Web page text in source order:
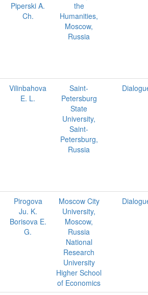
Piperski A.
Ch.
the
Humanities,
Moscow,
Russia
Vilinbahova
E. L.
Saint-
Petersburg
State
University,
Saint-
Petersburg,
Russia
Pirogova
Ju. K.
Borisova E.
G.
Moscow City
University,
Moscow,
Russia
National
Research
University
Higher School
of Economics